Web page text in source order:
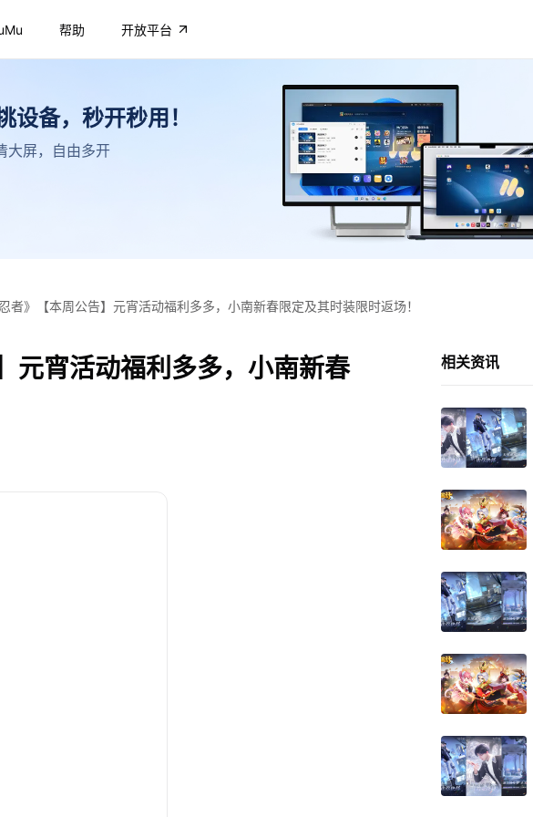
帮助 开放平台
备，秒开秒用！
大屏，自由多开
忍者》【本周公告】元宵活动福利多多，小南新春限定及其时装限时返场！
元宵活动福利多多，小南新春
相关资讯